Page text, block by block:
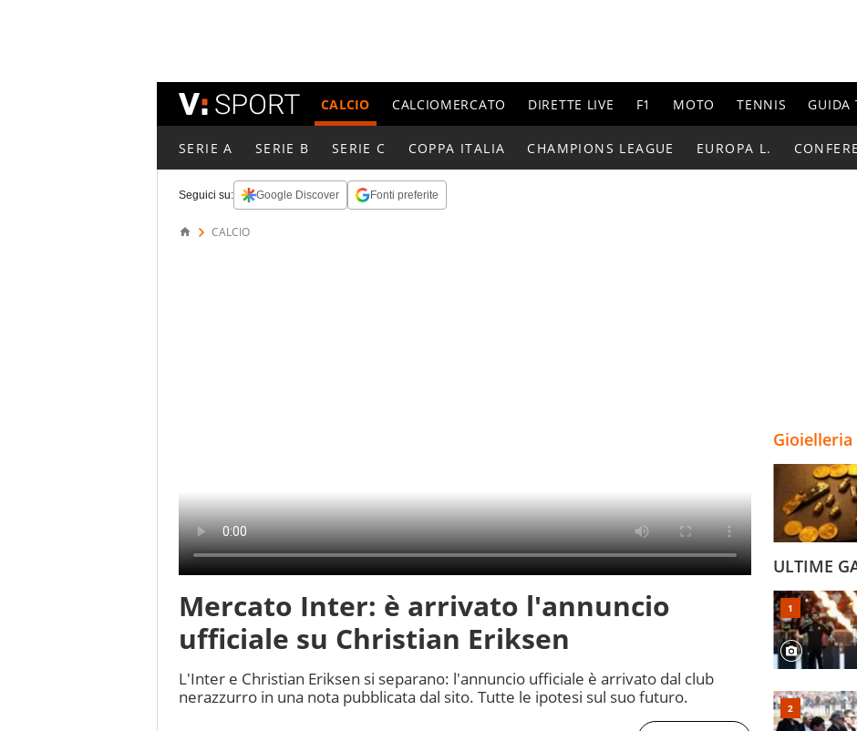
CALCIO CALCIOMERCATO DIRETTE LIVE F1 MOTO TENNIS GUIDA
SERIE A SERIE B SERIE C COPPA ITALIA CHAMPIONS LEAGUE EUROPA L.
Seguici su: Google Discover Fonti preferite
CALCIO
Mercato Inter: è arrivato l'annuncio
ufficiale su Christian Eriksen
L'Inter e Christian Eriksen si separano: l'annuncio ufficiale è arrivato dal club
nerazzurro in una nota pubblicata dal sito. Tutte le ipotesi sul suo futuro.
ULTIME